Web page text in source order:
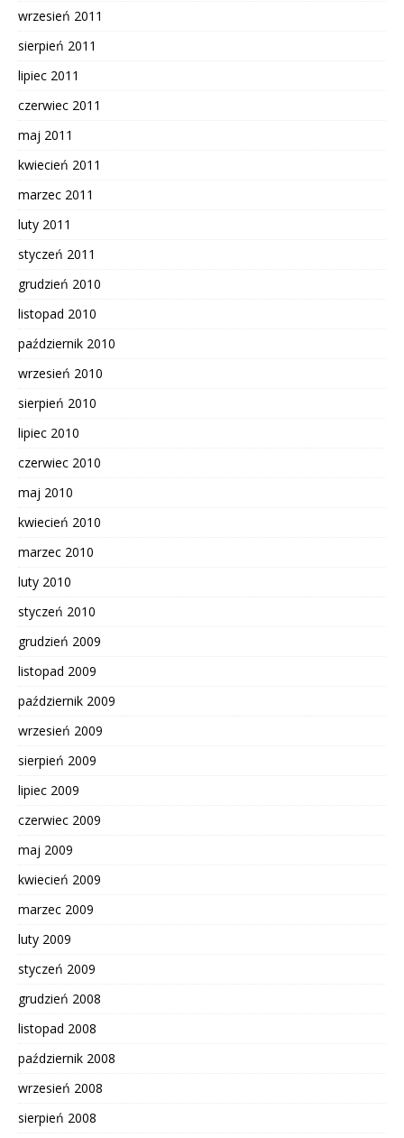
wrzesień 2011
sierpień 2011
lipiec 2011
czerwiec 2011
maj 2011
kwiecień 2011
marzec 2011
luty 2011
styczeń 2011
grudzień 2010
listopad 2010
październik 2010
wrzesień 2010
sierpień 2010
lipiec 2010
czerwiec 2010
maj 2010
kwiecień 2010
marzec 2010
luty 2010
styczeń 2010
grudzień 2009
listopad 2009
październik 2009
wrzesień 2009
sierpień 2009
lipiec 2009
czerwiec 2009
maj 2009
kwiecień 2009
marzec 2009
luty 2009
styczeń 2009
grudzień 2008
listopad 2008
październik 2008
wrzesień 2008
sierpień 2008